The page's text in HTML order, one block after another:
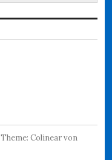
Theme: Colinear von